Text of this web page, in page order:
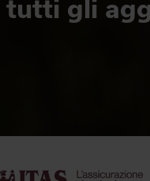
tutti gli